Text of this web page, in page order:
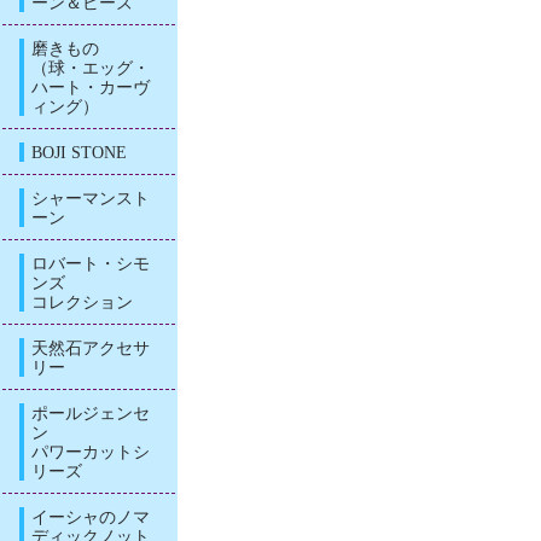
磨きもの
（球・エッグ・
ハート・カーヴ
ィング）
BOJI STONE
シャーマンスト
ーン
ロバート・シモ
ンズ
コレクション
天然石アクセサ
リー
ポールジェンセ
ン
パワーカットシ
リーズ
イーシャのノマ
ディックノット